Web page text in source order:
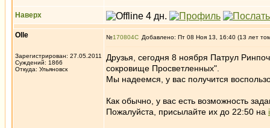
Наверх
Olle
Зарегистрирован: 27.05.2011
Суждений: 1866
Откуда: Ульяновск
№170804 Добавлено: Пт 08 Ноя 13, 16:40 (13 лет
Друзья, сегодня 8 ноября Патрул
сокровище Просветленных".
Мы надеемся, у вас получится
Как обычно, у вас есть возможность
Пожалуйста, присылайте их до 22:50 на